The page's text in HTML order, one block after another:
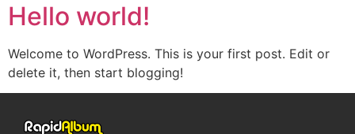
Hello world!
Welcome to WordPress. This is your first post. Edit or
delete it, then start blogging!